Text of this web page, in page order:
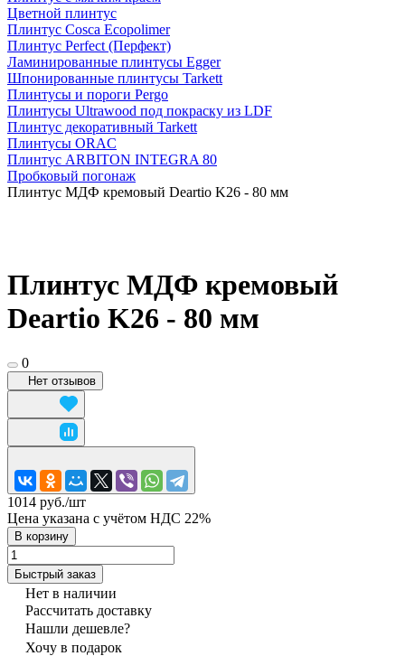
Цветной плинтус
Плинтус Cosca Ecopolimer
Плинтус Perfect (Перфект)
Ламинированные плинтусы Egger
Шпонированные плинтусы Tarkett
Плинтусы и пороги Pergo
Плинтусы Ultrawood под покраску из LDF
Плинтус декоративный Tarkett
Плинтусы ORAC
Плинтус ARBITON INTEGRA 80
Пробковый погонаж
Плинтус МДФ кремовый Deartio K26 - 80 мм
Плинтус МДФ кремовый
Deartio K26 - 80 мм
0
Нет отзывов
1014 руб./шт
Цена указана с учётом НДС 22%
В корзину
Быстрый заказ
Нет в наличии
Рассчитать доставку
Нашли дешевле?
Хочу в подарок